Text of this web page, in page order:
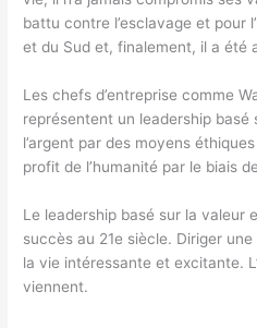
battu contre l’esclavage et pour
et du Sud et, finalement, il a été
Les chefs d’entreprise comme
représentent un leadership basé
l’argent par des moyens
profit de l’humanité par le biais
Le leadership basé sur la valeur
succès au 21e siècle. Diriger
la vie intéressante et excitante.
viennent.